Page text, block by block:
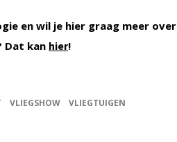
en wil je hier graag meer over
Dat kan hier!
VLIEGSHOW VLIEGTUIGEN